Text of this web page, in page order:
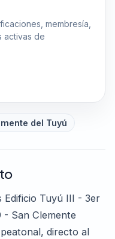
membresía,
activas de
del Tuyú
Edificio Tuyú III - 3er
- San Clemente
directo al